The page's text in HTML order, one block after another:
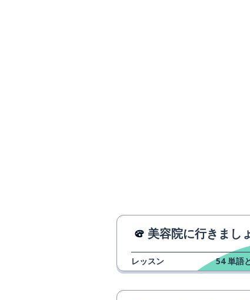
美容院に行きまし
レッスン 54 単語